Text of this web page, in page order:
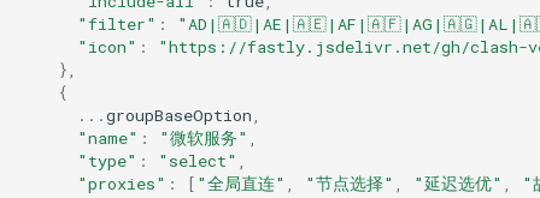
"filter" :
"icon" :
"https://fastly.jsdelivr.net/gh/clash-
},
{
...groupBaseOption,
"name" : "微软服务" ,
"type" : "select" ,
"proxies" : [ "全局直连" , "节点选择" , "延迟选优" ,
"